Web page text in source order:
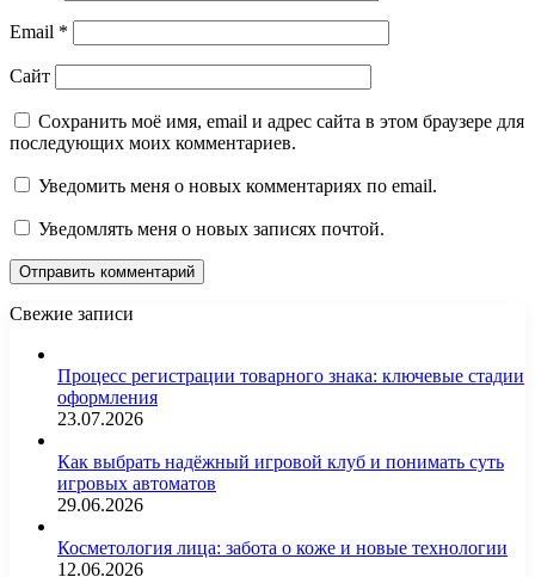
Email *
Сайт
Сохранить моё имя, email и адрес сайта в этом браузере для
последующих моих комментариев.
Уведомить меня о новых комментариях по email.
Уведомлять меня о новых записях почтой.
Свежие записи
Процесс регистрации товарного знака: ключевые стадии
оформления
23.07.2026
Как выбрать надёжный игровой клуб и понимать суть
игровых автоматов
29.06.2026
Косметология лица: забота о коже и новые технологии
12.06.2026